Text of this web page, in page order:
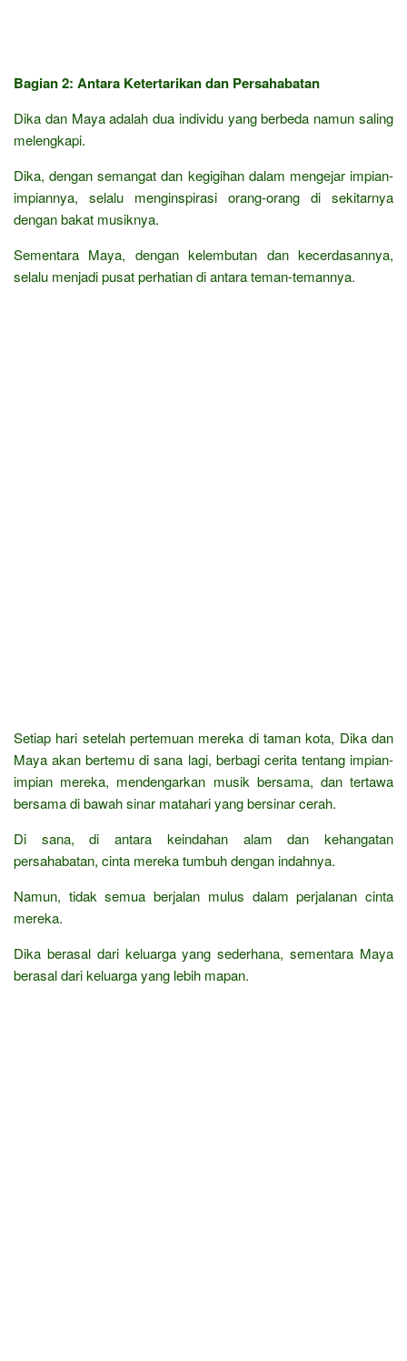
Bagian 2: Antara Ketertarikan dan Persahabatan
Dika dan Maya adalah dua individu yang berbeda namun saling
melengkapi.
Dika, dengan semangat dan kegigihan dalam mengejar impian-
impiannya, selalu menginspirasi orang-orang di sekitarnya
dengan bakat musiknya.
Sementara Maya, dengan kelembutan dan kecerdasannya,
selalu menjadi pusat perhatian di antara teman-temannya.
Setiap hari setelah pertemuan mereka di taman kota, Dika dan
Maya akan bertemu di sana lagi, berbagi cerita tentang impian-
impian mereka, mendengarkan musik bersama, dan tertawa
bersama di bawah sinar matahari yang bersinar cerah.
Di sana, di antara keindahan alam dan kehangatan
persahabatan, cinta mereka tumbuh dengan indahnya.
Namun, tidak semua berjalan mulus dalam perjalanan cinta
mereka.
Dika berasal dari keluarga yang sederhana, sementara Maya
berasal dari keluarga yang lebih mapan.